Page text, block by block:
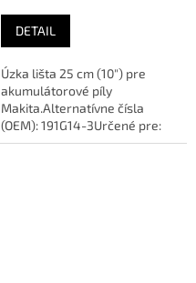
DETAIL
Úzka lišta 25 cm (10") pre
akumulátorové píly
Makita.Alternatívne čísla
(OEM): 191G14-3Určené pre:
MAKITA DUC254,